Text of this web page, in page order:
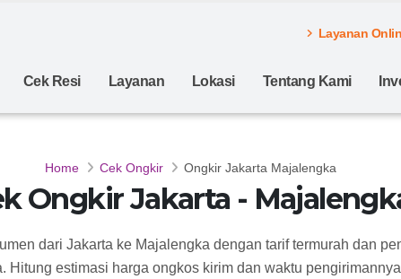
Layanan
Cek Resi Layanan Lokasi Tentang Kami
Home Cek Ongkir Ongkir Jakarta Majalengka
Ongkir Jakarta -
dari Jakarta ke Majalengka dengan tarif termurah dan
Hitung estimasi harga ongkos kirim dan waktu